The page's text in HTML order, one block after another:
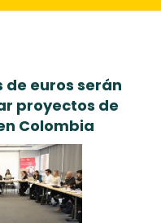
de euros serán
proyectos de
Colombia